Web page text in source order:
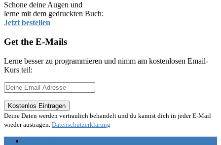
Schone deine Augen und
lerne mit dem gedruckten Buch:
Jetzt bestellen
Get the E-Mails
Lerne besser zu programmieren und nimm am kostenlosen Email-
Kurs teil:
Deine Daten werden vertraulich behandelt und du kannst dich in jeder E-Mail
wieder austragen. Datenschutzerklärung